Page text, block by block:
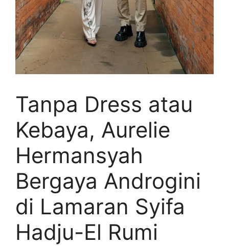
Tanpa Dress atau
Kebaya, Aurelie
Hermansyah
Bergaya Androgini
di Lamaran Syifa
Hadju-El Rumi